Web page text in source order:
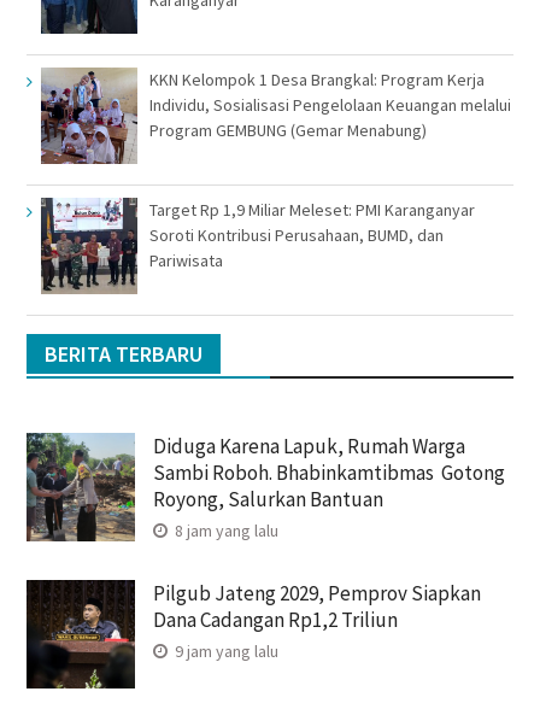
KKN Kelompok 1 Desa Brangkal: Program Kerja
Individu, Sosialisasi Pengelolaan Keuangan melalui
Program GEMBUNG (Gemar Menabung)
Target Rp 1,9 Miliar Meleset: PMI Karanganyar
Soroti Kontribusi Perusahaan, BUMD, dan
Pariwisata
BERITA TERBARU
Diduga Karena Lapuk, Rumah Warga
Sambi Roboh. Bhabinkamtibmas Gotong
Royong, Salurkan Bantuan
8 jam yang lalu
Pilgub Jateng 2029, Pemprov Siapkan
Dana Cadangan Rp1,2 Triliun
9 jam yang lalu